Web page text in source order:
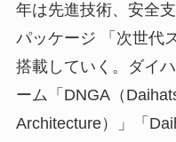
年は先進技術、安全
パッケージ 「次世代
搭載していく。ダイ
ーム「DNGA（
Architecture）」「